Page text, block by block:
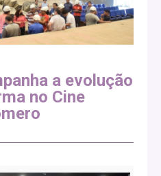
a evolução
no Cine